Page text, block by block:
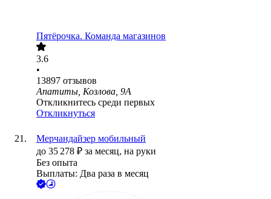
Пятёрочка. Команда магазинов
3.6
•
13897 отзывов
Апатиты, Козлова, 9А
Откликнитесь среди первых
Откликнуться
Мерчандайзер мобильный
до 35 278 ₽ за месяц, на руки
Без опыта
Выплаты: Два раза в месяц